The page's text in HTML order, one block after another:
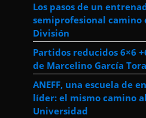
Los pasos de un
semiprofesional camino
División
Partidos reducidos 6×6
de Marcelino García
ANEFF, una escuela de
líder: el mismo camino
Universidad